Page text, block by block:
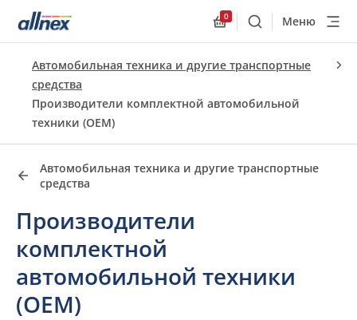
0
ПоискМеню
Автомобильная техника и другие транспортные
средства
Производители комплектной автомобильной
техники (OEM)
Автомобильная техника и другие транспортные
средства
Производители
комплектной
автомобильной техники
(OEM)
Быстрые ссылки Close